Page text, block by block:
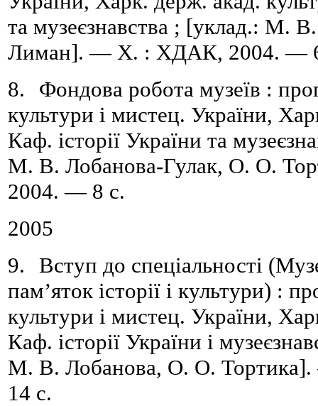
та музеєзнавства ; [уклад.: М. В.
Лиман]. — Х. : ХДАК, 2004. —
8.
Фондова робота музеїв :
культури і мистец. України,
Каф. історії України та
М. В. Лобанова-Гулак, О. О.
2004. — 8 с.
2005
9.
Вступ до спеціальності
пам’яток історії і культури) :
культури і мистец. України,
Каф. історії України і музеєзнав
М. В. Лобанова, О. О.
14 с.